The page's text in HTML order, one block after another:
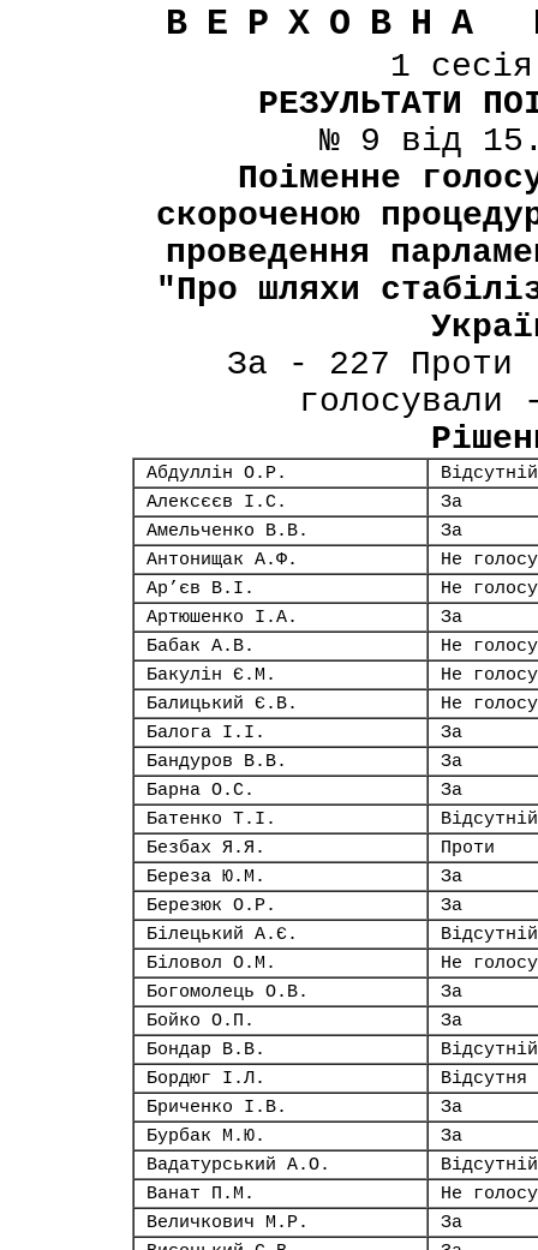
ВЕРХОВНА
1
РЕЗУЛЬТАТИ
№ 9 від
Поіменне
скороченою
проведення
"Про шляхи
За - 227 Проти
Абдуллін О.Р.
Відсутній
Алексєєв І.С.
За
Амельченко В.В.
За
Антонищак А.Ф.
Не
Ар’єв В.І.
Не
Артюшенко І.А.
За
Бабак А.В.
Не
Бакулін Є.М.
Не
Балицький Є.В.
Не
Балога І.І.
За
Бандуров В.В.
За
Барна О.С.
За
Батенко Т.І.
Відсутній
Безбах Я.Я.
Проти
Береза Ю.М.
За
Березюк О.Р.
За
Білецький А.Є.
Відсутній
Біловол О.М.
Не
Богомолець О.В.
За
Бойко О.П.
За
Бондар В.В.
Відсутній
Бордюг І.Л.
Відсутня
Бриченко І.В.
За
Бурбак М.Ю.
За
Вадатурський А.О.
Відсутній
Ванат П.М.
Не
Величкович М.Р.
За